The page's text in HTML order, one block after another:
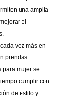
una amplia
el
vez más en
prendas
para mujer se
cumplir con
de estilo y